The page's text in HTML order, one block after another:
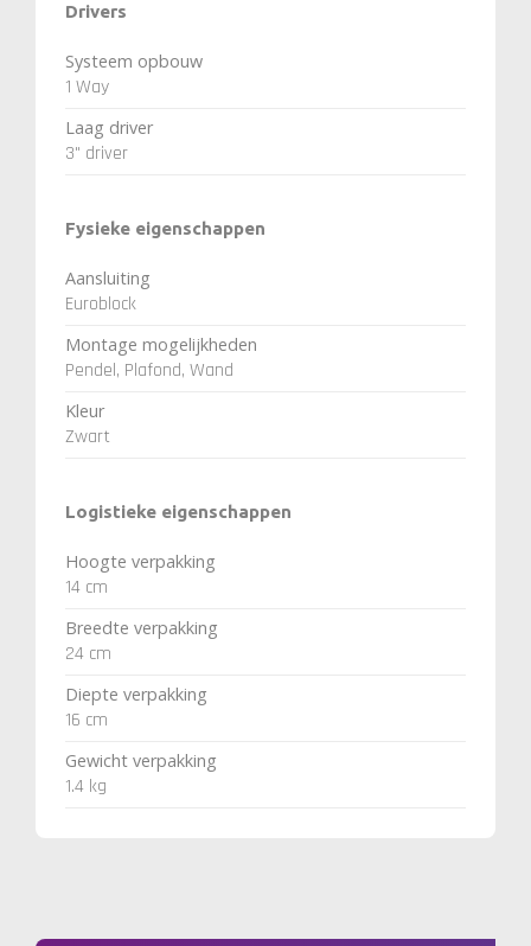
Drivers
Systeem opbouw
1 Way
Laag driver
3" driver
Fysieke eigenschappen
Aansluiting
Euroblock
Montage mogelijkheden
Pendel, Plafond, Wand
Kleur
Zwart
Logistieke eigenschappen
Hoogte verpakking
14 cm
Breedte verpakking
24 cm
Diepte verpakking
16 cm
Gewicht verpakking
1.4 kg